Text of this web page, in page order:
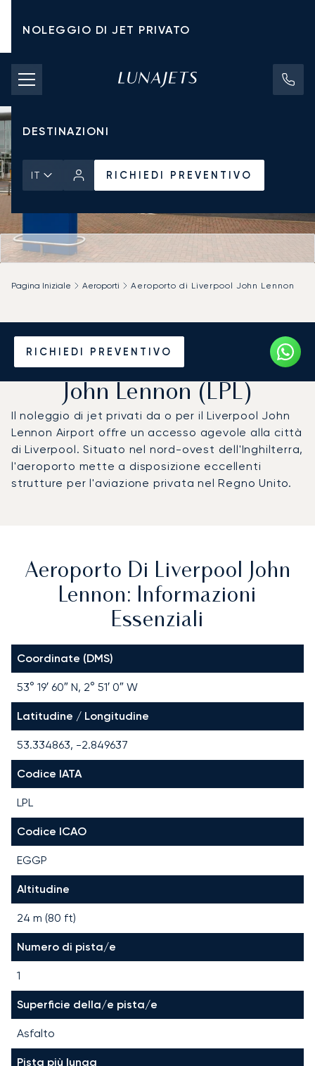
NOLEGGIO DI JET PRIVATO
TARIFFE DI NOLEGGIO
JET PRIVATI
DESTINAZIONI
IT RICHIEDI PREVENTIVO
RICHIEDI PREVENTIVO
Pagina Iniziale Aeroporti Aeroporto di Liverpool John Lennon
Noleggio jet privato per
l'Aeroporto di Liverpool
John Lennon (LPL)
Il noleggio di jet privati da o per il Liverpool John
Lennon Airport offre un accesso agevole alla città
di Liverpool. Situato nel nord-ovest dell'Inghilterra,
l'aeroporto mette a disposizione eccellenti
strutture per l'aviazione privata nel Regno Unito.
Aeroporto Di Liverpool John
Lennon: Informazioni
Essenziali
Coordinate (DMS)
53° 19′ 60″ N, 2° 51′ 0″ W
Latitudine / Longitudine
53.334863, -2.849637
Codice IATA
LPL
Codice ICAO
EGGP
Altitudine
24 m (80 ft)
Numero di pista/e
1
Superficie della/e pista/e
Asfalto
Pista più lunga